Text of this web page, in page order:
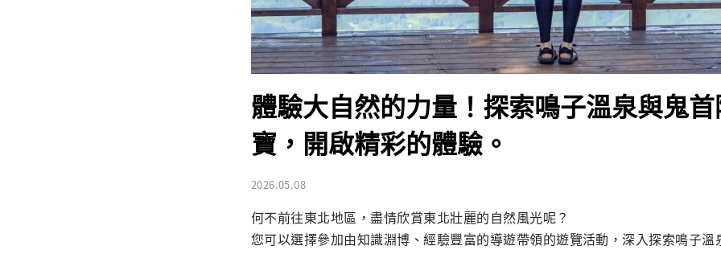
體驗大自然的力量！探索鳴子溫泉與鬼
寶，開啟精彩的體驗。
2026.05.08
何不前往東北地區，盡情欣賞東北壯麗的自然風光呢？
您可以選擇參加由知識淵博、經驗豐富的導遊帶領的遊覽活動，深入探索鳴子溫